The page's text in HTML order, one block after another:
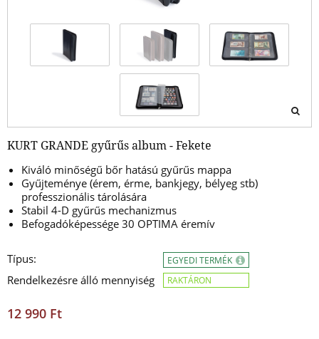
KURT GRANDE gyűrűs album - Fekete
Kiváló minőségű bőr hatású gyűrűs mappa
Gyűjteménye (érem, érme, bankjegy, bélyeg stb)
professzionális tárolására
Stabil 4-D gyűrűs mechanizmus
Befogadóképessége 30 OPTIMA éremív
Típus:
Rendelkezésre álló mennyiség
EGYEDI TERMÉK
RAKTÁRON
12 990 Ft